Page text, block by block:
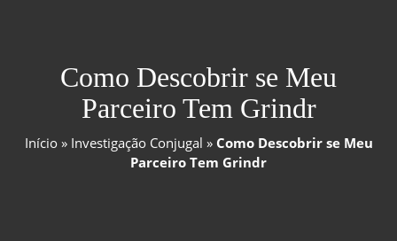
Como Descobrir se Meu
Parceiro Tem Grindr
Início» Investigação Conjugal » Como Descobrir se Meu
Parceiro Tem Grindr